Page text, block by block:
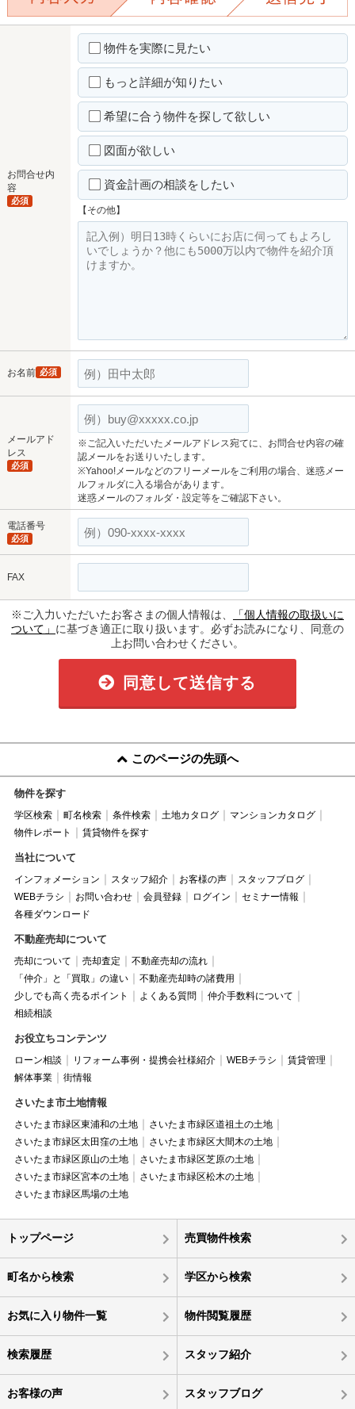
お問合せ内
容
必須
物件を実際に見たい
もっと詳細が知りたい
希望に合う物件を探して欲しい
図面が欲しい
資金計画の相談をしたい
【その他】
お名前 必須
メールアド
レス
必須
※ご記入いただいたメールアドレス宛てに、お問合せ内容の確
認メールをお送りいたします。
※Yahoo!メールなどのフリーメールをご利用の場合、迷惑メー
ルフォルダに入る場合があります。
迷惑メールのフォルダ・設定等をご確認下さい。
電話番号
必須
FAX
※ご入力いただいたお客さまの個人情報は、
「個人情報の取扱いに
ついて」 に基づき適正に取り扱います。必ずお読みになり、同意の
上お問い合わせください。
同意して送信する
このページの先頭へ
物件を探す
学区検索 町名検索 条件検索 土地カタログ
マンションカタログ
物件レポート
賃貸物件を探す
当社について
インフォメーション スタッフ紹介 お客様の声
スタッフブログ
WEBチラシ
お問い合わせ 会員登録 ログイン
セミナー情報
各種ダウンロード
不動産売却について
売却について 売却査定
不動産売却の流れ
「仲介」と「買取」の違い
不動産売却時の諸費用
少しでも高く売るポイント
よくある質問
仲介手数料について
相続相談
お役立ちコンテンツ
ローン相談 リフォーム事例・提携会社様紹介 WEBチラシ
賃貸管理
解体事業
街情報
さいたま市土地情報
さいたま市緑区東浦和の土地
さいたま市緑区道祖土の土地
さいたま市緑区太田窪の土地
さいたま市緑区大間木の土地
さいたま市緑区原山の土地
さいたま市緑区芝原の土地
さいたま市緑区宮本の土地
さいたま市緑区松木の土地
さいたま市緑区馬場の土地
トップページ 売買物件検索
町名から検索 学区から検索
お気に入り物件一覧 物件閲覧履歴
検索履歴 スタッフ紹介
お客様の声 スタッフブログ